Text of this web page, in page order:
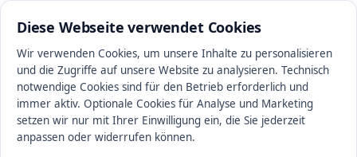
Diese Webseite verwendet Cookies
Wir verwenden Cookies, um unsere Inhalte zu personalisieren
und die Zugriffe auf unsere Website zu analysieren. Technisch
notwendige Cookies sind für den Betrieb erforderlich und
immer aktiv. Optionale Cookies für Analyse und Marketing
setzen wir nur mit Ihrer Einwilligung ein, die Sie jederzeit
anpassen oder widerrufen können.